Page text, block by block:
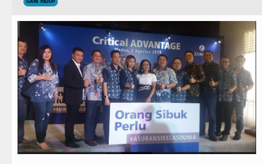
Internasional
Wisata
TIPS dan TRIK
+ Lainnya
Video
Kesehatan
Kapolda Sumut Rombak
Wabup Deli Serdang Lantik 25
Ketua GRIB Jaya Labuhanbatu
Gubernur Bobby Nasution Minta
Rico Waas : Kemerdekaan
Kurang dari 6 Jam, Polsek
GAYA HIDUP